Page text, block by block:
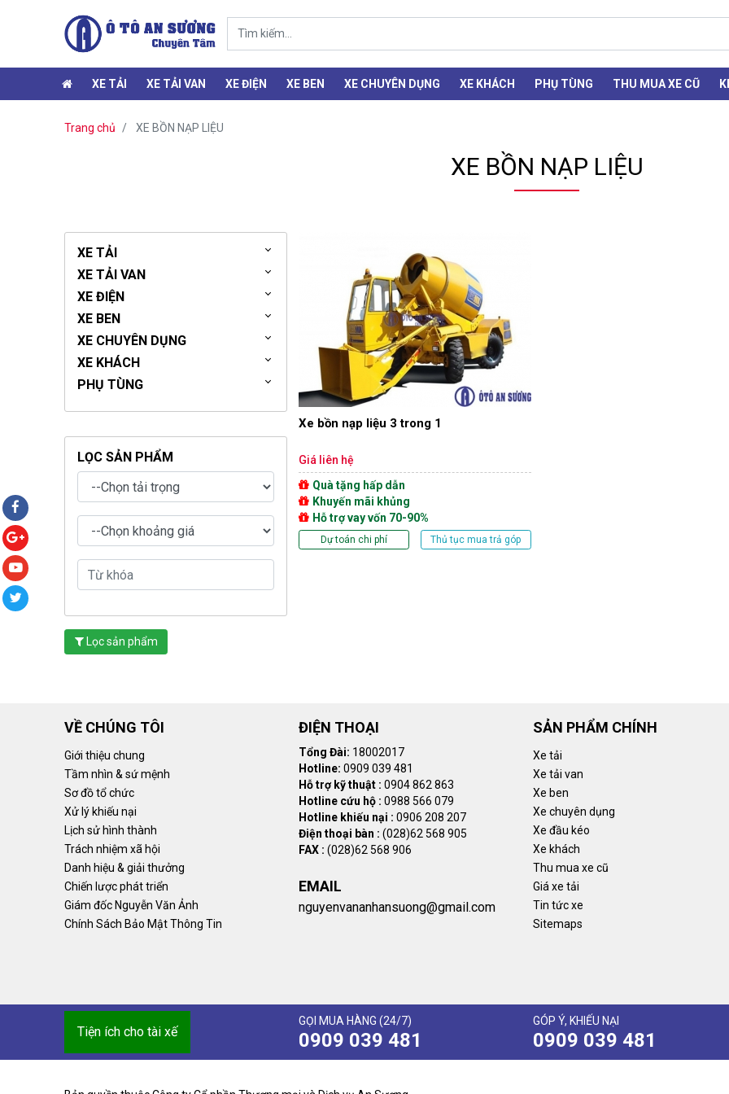
XE TẢI XE TẢI VAN XE ĐIỆN XE BEN XE CHUYÊN DỤNG XE KHÁCH PHỤ TÙNG THU MUA XE CŨ
Trang chủ XE BỒN NẠP LIỆU
XE BỒN NẠP LIỆU
XE TẢI
XE TẢI VAN
XE ĐIỆN
XE BEN
XE CHUYÊN DỤNG
XE KHÁCH
PHỤ TÙNG
LỌC SẢN PHẨM
Lọc sản phẩm
Xe bồn nạp liệu 3 trong 1
Giá liên hệ
Quà tặng hấp dẫn
Khuyến mãi khủng
Hỗ trợ vay vốn 70-90%
Dự toán chi phí Thủ tục mua trả góp
VỀ CHÚNG TÔI
Giới thiệu chung
Tầm nhìn & sứ mệnh
Sơ đồ tổ chức
Xử lý khiếu nại
Lịch sử hình thành
Trách nhiệm xã hội
Danh hiệu & giải thưởng
Chiến lược phát triển
Giám đốc Nguyễn Văn Ảnh
Chính Sách Bảo Mật Thông Tin
ĐIỆN THOẠI
Tổng Đài: 18002017
Hotline: 0909 039 481
Hỗ trợ kỹ thuật : 0904 862 863
Hotline cứu hộ : 0988 566 079
Hotline khiếu nại : 0906 208 207
Điện thoại bàn : (028)62 568 905
FAX : (028)62 568 906
EMAIL
nguyenvananhansuong@gmail.com
SẢN PHẨM CHÍNH
Xe tải
Xe tải van
Xe ben
Xe chuyên dụng
Xe đầu kéo
Xe khách
Thu mua xe cũ
Giá xe tải
Tin tức xe
Sitemaps
Tiện ích cho tài xế
GỌI MUA HÀNG (24/7)
0909 039 481
GÓP Ý, KHIẾU NẠI
0909 039 481